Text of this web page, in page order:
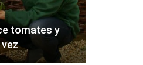
tomates y